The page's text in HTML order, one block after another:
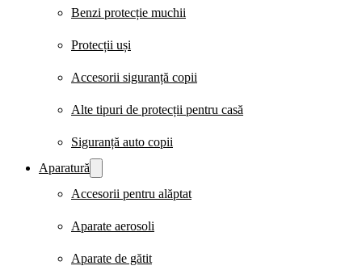
Benzi protecție muchii
Protecții uși
Accesorii siguranță copii
Alte tipuri de protecții pentru casă
Siguranță auto copii
Aparatură
Accesorii pentru alăptat
Aparate aerosoli
Aparate de gătit